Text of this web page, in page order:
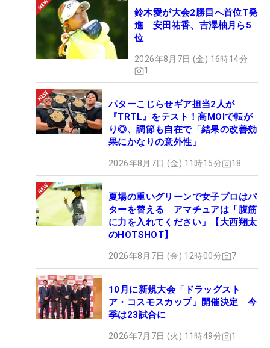
鈴木愛が大会2勝目へ首位T発
進 安田祐香、吉澤柚月ら5
位
2026年8月7日 (金) 16時14分
1
パターこじらせギア担当2人が
『TRTL』をテスト！高MOIで転が
り◎、調節も自在で「結果の改善効
果にかなりの意外性」
2026年8月7日 (金) 11時15分 18
夏場の重いグリーンで女子プロはパ
ターを替える アマチュアは「腹筋
に力を入れてください」【大西翔太
のHOTSHOT】
2026年8月7日 (金) 12時00分 7
10月に新規大会「ドラッグスト
ア・コスモスカップ」開催決定 今
季は23試合に
2026年7月7日 (火) 11時49分 1